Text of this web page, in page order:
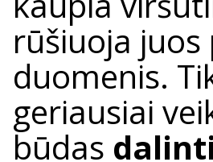
rūšiuoja
duomenis.
geriausiai
būdas